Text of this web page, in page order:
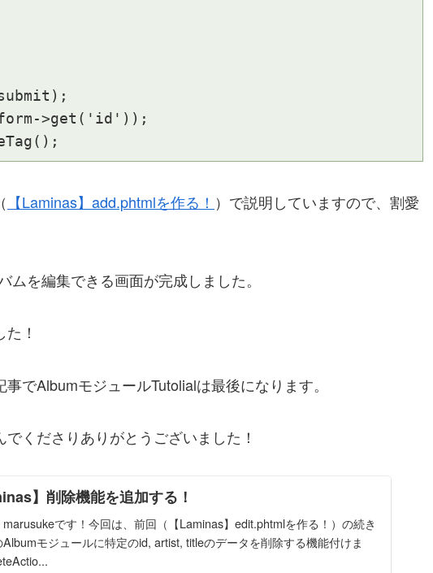
>get('id'));
【Laminas】add.phtmlを作る！ ）で説明していますので、割愛
ムを編集できる画面が完成しました。
！
でAlbumモジュールTutolialは最後になります。
くださりありがとうございました！
】削除機能を追加する！
marusukeです！今回は、前回（【Laminas】edit.phtmlを作る！）の続き
Albumモジュールに特定のid, artist, titleのデータを削除する機能付けま